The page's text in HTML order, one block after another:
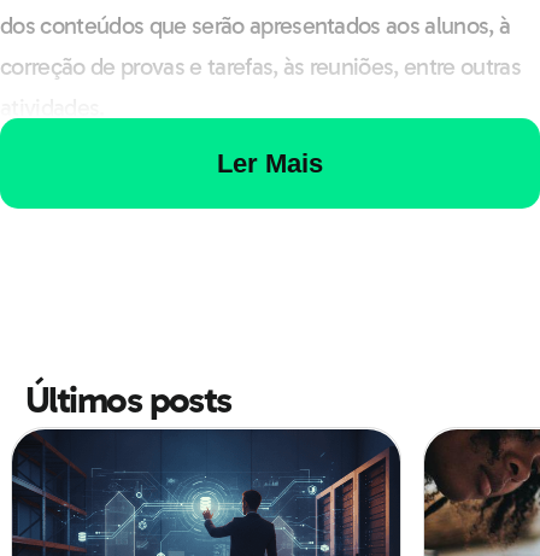
dos conteúdos que serão apresentados aos alunos, à
correção de provas e tarefas, às reuniões, entre outras
Além disso, boa parte dos profissionais fazem pós-
Quanto ganha esse profissional?
A remuneração do professor de história depende de
Ler Mais
Últimos posts